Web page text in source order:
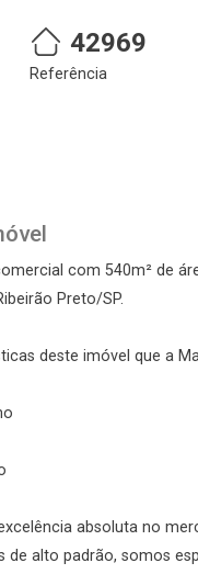
42969
Referência
com 540m² de
Preto/SP.
deste imóvel que a
absoluta no
de alto padrão, somos
senha